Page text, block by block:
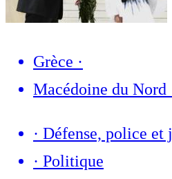
Grèce ·
Macédoine du Nord
· Défense, police et
· Politique